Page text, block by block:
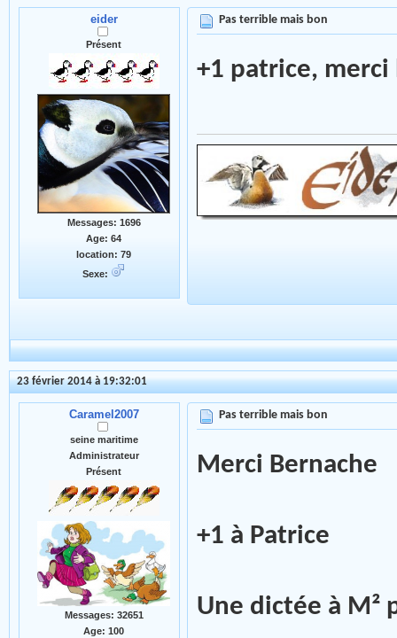
eider
Présent
Messages: 1696
Age: 64
location: 79
Sexe:
Pas terrible mais bon
+1 patrice, merci
23 février 2014 à 19:32:01
Caramel2007
seine maritime
Administrateur
Présent
Messages: 32651
Age: 100
Pas terrible mais bon
Merci Bernache
+1 à Patrice
Une dictée à